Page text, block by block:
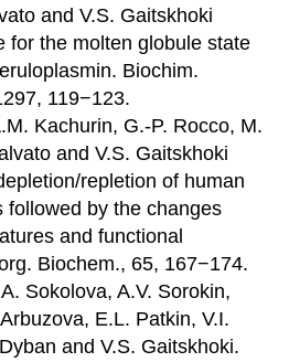
and V.S. Gaitskhoki
for the molten globule state
Biochim.
119−123.
Kachurin, G.-P. Rocco, M.
and V.S. Gaitskhoki
repletion of human
followed by the changes
and functional
Biochem., 65, 167−174.
Sokolova, A.V. Sorokin,
E.L. Patkin, V.I.
and V.S. Gaitskhoki.